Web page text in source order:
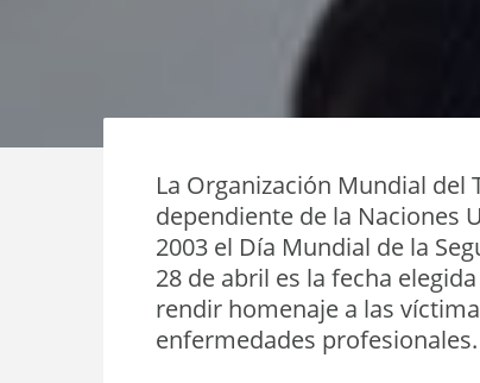
La Organización Mundial del
dependiente de la Naciones
2003 el Día Mundial de la
28 de abril es la fecha
rendir homenaje a las
enfermedades profesionales.